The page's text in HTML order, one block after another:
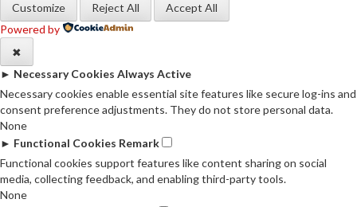
Customize Reject All
Accept All
Powered by
✖
► Necessary Cookies Always Active
Necessary cookies enable essential site features like secure log-ins and
consent preference adjustments. They do not store personal data.
None
► Functional Cookies Remark
Functional cookies support features like content sharing on social
media, collecting feedback, and enabling third-party tools.
None